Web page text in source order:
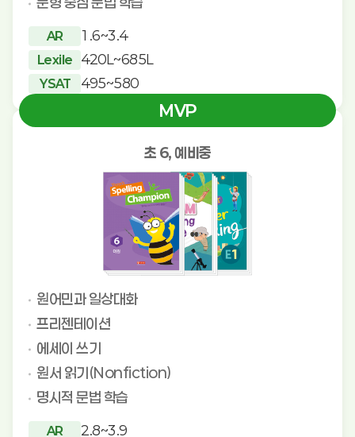
AR 1.6~3.4
Lexile 420L~685L
YSAT 495~580
MVP
초 6, 예비중
원어민과 일상대화
프리젠테이션
에세이 쓰기
원서 읽기(Nonfiction)
명시적 문법 학습
AR 2.8~3.9